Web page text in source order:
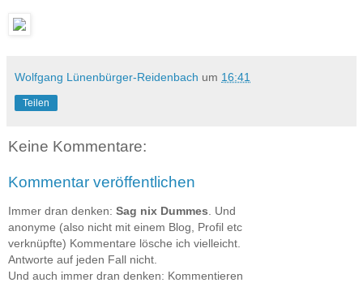
Wolfgang Lünenbürger-Reidenbach um 16:41
Teilen
Keine Kommentare:
Kommentar veröffentlichen
Immer dran denken: Sag nix Dummes. Und
anonyme (also nicht mit einem Blog, Profil etc
verknüpfte) Kommentare lösche ich vielleicht.
Antworte auf jeden Fall nicht.
Und auch immer dran denken: Kommentieren